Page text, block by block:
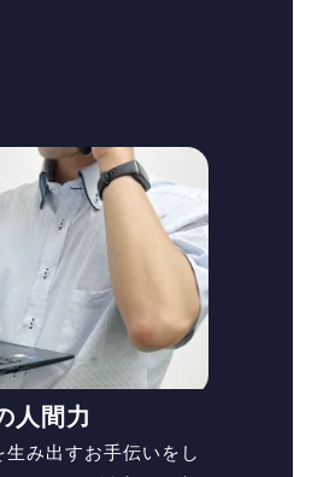
人間力
み出すお手伝いをし